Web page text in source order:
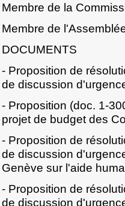
Membre de la
Membre de
DOCUMENTS
- Proposition de
de discussion
- Proposition (doc. 1-
projet de budget des
- Proposition de
de discussion
Genève sur l'aide
- Proposition de
de discussion